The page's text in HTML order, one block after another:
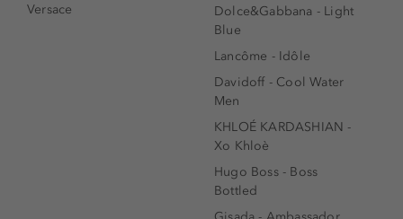
Versace
Dolce&Gabbana - Light
Blue
Lancôme - Idôle
Davidoff - Cool Water
Men
KHLOÉ KARDASHIAN -
Xo Khloè
Hugo Boss - Boss
Bottled